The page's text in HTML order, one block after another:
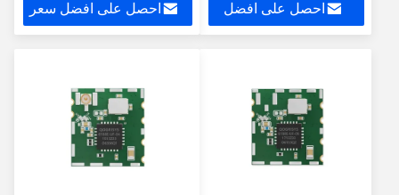
احصل على افضل
احصل على افضل سعر